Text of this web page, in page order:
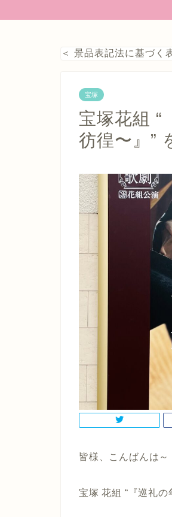
＜ 景品表記法に基づく
宝塚
宝塚花組 “
彷徨〜』”
皆様、こんばんは
宝塚 花組 “ 『巡礼